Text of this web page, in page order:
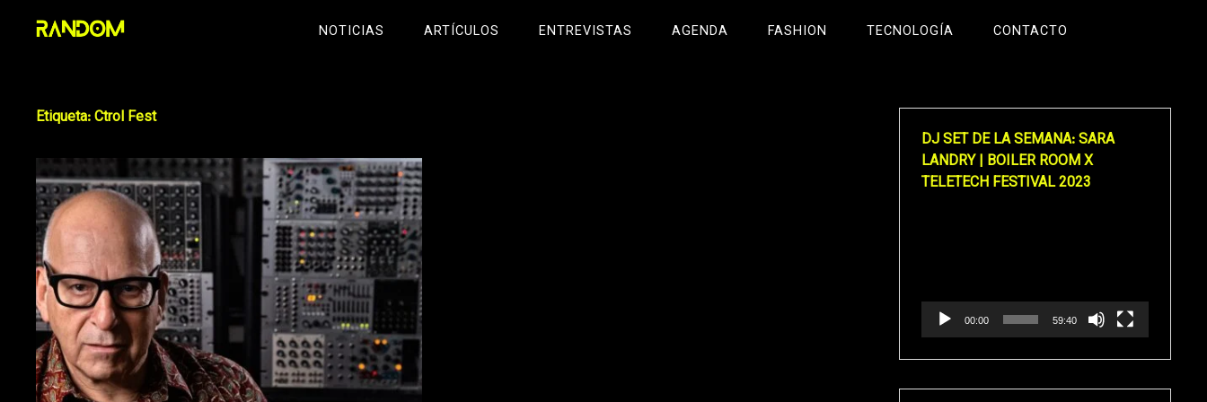
NOTICIAS ARTÍCULOS ENTREVISTAS AGENDA FASHION TECNOLOGÍA CONTACTO
Etiqueta:Ctrol Fest
DJ SET DE LA SEMANA: SARA
LANDRY | BOILER ROOM X
TELETECH FESTIVAL 2023
00:00 59:40